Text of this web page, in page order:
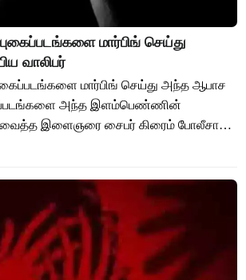
மார்பிங் செய்து
வாலிபர்
மார்பிங் செய்து அந்த ஆபாச
அந்த இளம்பெண்ணின்
வைத்த இளைஞரை சைபர் கிரைம் போலீசார்
கோவை மாவட்டத்தில் துடியலூர்